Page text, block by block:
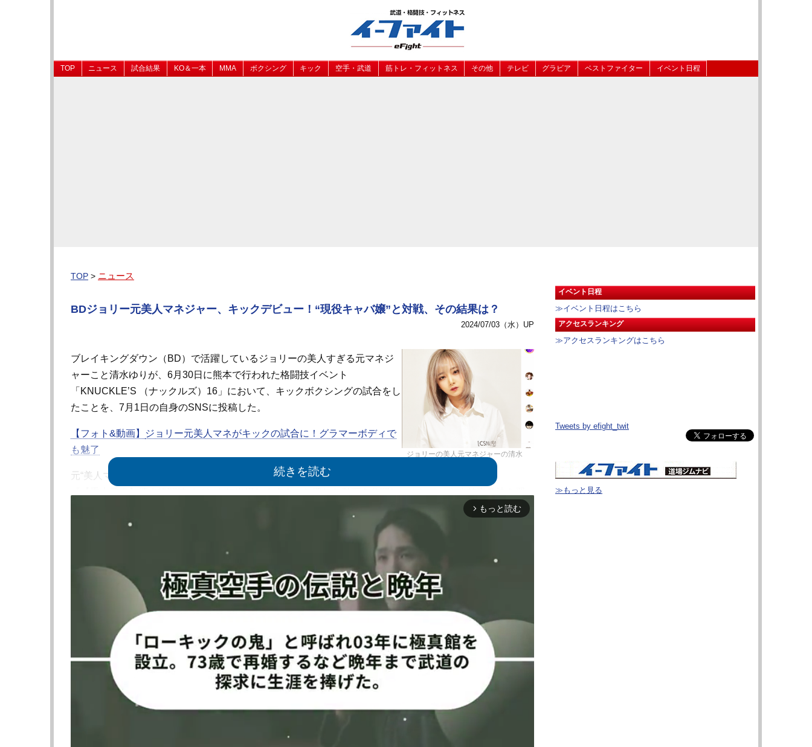
TOP ニュース 試合結果 KO＆一本 MMA ボクシング キック 空手・武道 筋トレ・フィットネス その他 テレビ グラビア ベストファイター イベント日程
TOP > ニュース
BDジョリー元美人マネジャー、キックデビュー！“現役キャバ嬢”と対戦、その結果は？
2024/07/03（水）UP
ジョリーの美人元マネジャーの清水
ブレイキングダウン（BD）で活躍しているジョリーの美人すぎる元マネジ
ャーこと清水ゆりが、6月30日に熊本で行われた格闘技イベント
「KNUCKLE’S （ナックルズ）16」において、キックボクシングの試合をし
たことを、7月1日の自身のSNSに投稿した。
【フォト&動画】
ジョリー元美人マネがキックの試合に！グラマーボディで
も魅了
元“美人マネ”清水は、今年6月にジョリーと自身のYouTubeチャンネルで、
っていたことを告白。そして、これまで試合のオファーがあっても頑なに拒んできたが、ある人物から
「この試合に勝ったらあるものを用意する」と提案されて、今回の試合出場を決意したことを報告した。
清水（右）がえりんぎ（左）に蹴り
で攻撃（@sj1119sogo）
同動画では清水は幼少期に父親からのDVを受けていたトラウマがあり、殴
られることに“恐怖”があると明かしている。それを克服するために、今回、
この試合へ向けて格闘技の練習してきたようだ。
今回の対戦相手は、地元・熊本のキャバ嬢えりんぎで、この日のために1カ
月半ボクシング特訓をしてきたと自身のインスタグラムで報告している。
試合は、互いに前へ出て打ち合うバチバチの展開に。技術よりも気持ちが全
面に出る試合となり、判定は1（えりんぎ）-0でドローに。どちらも勝つことはできなかったが、試合後の
両者の満足そうな顔がすべてを物語っていた。
清水は1日のXで「皆様の期待に添えぬ結果とはなってしまいましたが、貴
arrow_forward_ios もっと読む
イベント日程
≫イベント日程はこちら
アクセスランキング
≫アクセスランキングはこちら
Tweets by efight_twit
≫もっと見る